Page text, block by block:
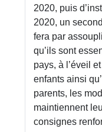
2020, puis
2020, un
fera par
qu’ils sont
pays, à l’éveil
enfants ainsi
parents, les
maintiennent
consignes